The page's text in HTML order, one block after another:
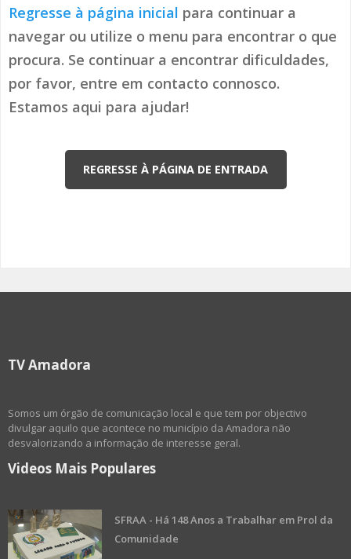
Regresse à página inicial para continuar a
navegar ou utilize o menu para encontrar o que
procura. Se continuar a encontrar dificuldades,
por favor, entre em contacto connosco.
Estamos aqui para ajudar!
REGRESSE À PÁGINA DE ENTRADA
TV Amadora
Somos um órgão de comunicação local e que tem por objectivo
divulgar aquilo que acontece no município da Amadora não
desvalorizando a informação de interesse geral.
Videos Mais Populares
SFRAA - Há 148 Anos a Trabalhar em Prol da
Comunidade